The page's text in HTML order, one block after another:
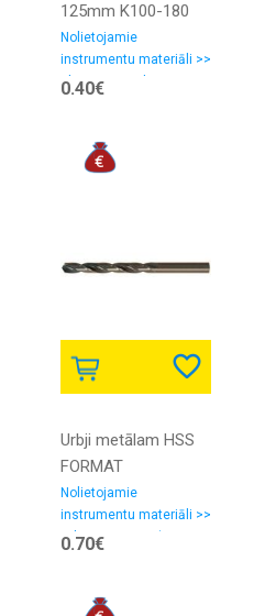
125mm K100-180
Nolietojamie
instrumentu materiāli >>
Slīpēšanas-pulēšanas
0.40€
Urbji metālam HSS
FORMAT
Nolietojamie
instrumentu materiāli >>
Urbji, caurumzāģi
0.70€